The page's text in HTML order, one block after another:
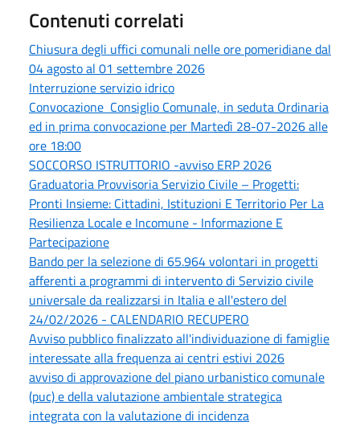
Contenuti correlati
Chiusura degli uffici comunali nelle ore pomeridiane dal
04 agosto al 01 settembre 2026
Interruzione servizio idrico
Convocazione Consiglio Comunale, in seduta Ordinaria
ed in prima convocazione per Martedì 28-07-2026 alle
ore 18:00
SOCCORSO ISTRUTTORIO -avviso ERP 2026
Graduatoria Provvisoria Servizio Civile – Progetti:
Pronti Insieme: Cittadini, Istituzioni E Territorio Per La
Resilienza Locale e Incomune - Informazione E
Partecipazione
Bando per la selezione di 65.964 volontari in progetti
afferenti a programmi di intervento di Servizio civile
universale da realizzarsi in Italia e all'estero del
24/02/2026 - CALENDARIO RECUPERO
Avviso pubblico finalizzato all'individuazione di famiglie
interessate alla frequenza ai centri estivi 2026
avviso di approvazione del piano urbanistico comunale
(puc) e della valutazione ambientale strategica
integrata con la valutazione di incidenza